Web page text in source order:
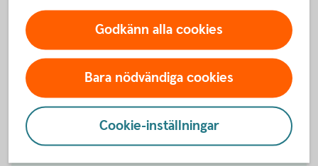
egna kapitalet indikerar att bolaget har en hög
avkastning på det egna kapitalet, det vill säga en hög
vinst i relation till det egna kapitalet. Den engelska
motsvarigheten till kurs/EK är P/B talet det vill säga
Price/book value.
Godkänn alla cookies
Bara nödvändiga cookies
Cookie-inställningar